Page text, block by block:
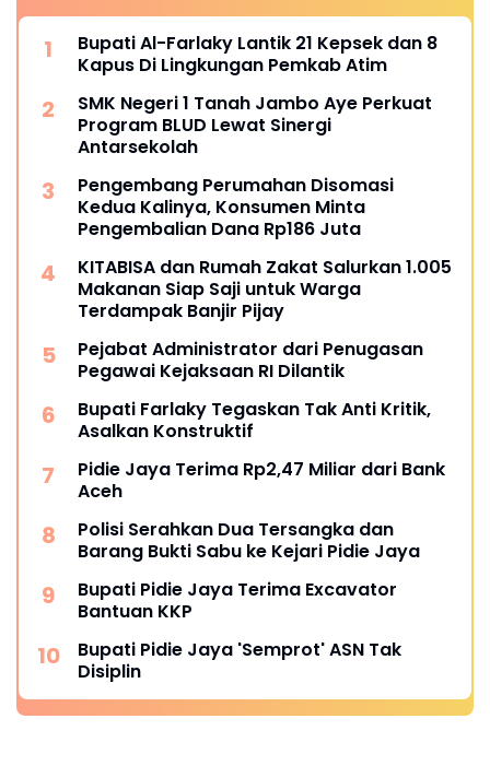
Bupati Al-Farlaky Lantik 21 Kepsek dan 8
Kapus Di Lingkungan Pemkab Atim
SMK Negeri 1 Tanah Jambo Aye Perkuat
Program BLUD Lewat Sinergi
Antarsekolah
Pengembang Perumahan Disomasi
Kedua Kalinya, Konsumen Minta
Pengembalian Dana Rp186 Juta
KITABISA dan Rumah Zakat Salurkan 1.005
Makanan Siap Saji untuk Warga
Terdampak Banjir Pijay
Pejabat Administrator dari Penugasan
Pegawai Kejaksaan RI Dilantik
Bupati Farlaky Tegaskan Tak Anti Kritik,
Asalkan Konstruktif
Pidie Jaya Terima Rp2,47 Miliar dari Bank
Aceh
Polisi Serahkan Dua Tersangka dan
Barang Bukti Sabu ke Kejari Pidie Jaya
Bupati Pidie Jaya Terima Excavator
Bantuan KKP
Bupati Pidie Jaya 'Semprot' ASN Tak
Disiplin